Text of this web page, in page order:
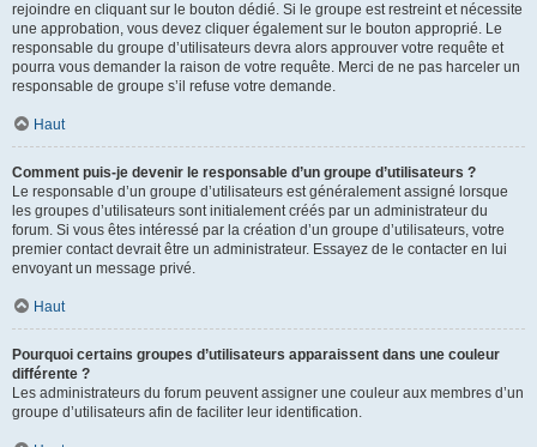
rejoindre en cliquant sur le bouton dédié. Si le groupe est restreint et nécessite
une approbation, vous devez cliquer également sur le bouton approprié. Le
responsable du groupe d’utilisateurs devra alors approuver votre requête et
pourra vous demander la raison de votre requête. Merci de ne pas harceler un
responsable de groupe s’il refuse votre demande.
Haut
Comment puis-je devenir le responsable d’un groupe d’utilisateurs ?
Le responsable d’un groupe d’utilisateurs est généralement assigné lorsque
les groupes d’utilisateurs sont initialement créés par un administrateur du
forum. Si vous êtes intéressé par la création d’un groupe d’utilisateurs, votre
premier contact devrait être un administrateur. Essayez de le contacter en lui
envoyant un message privé.
Haut
Pourquoi certains groupes d’utilisateurs apparaissent dans une couleur
différente ?
Les administrateurs du forum peuvent assigner une couleur aux membres d’un
groupe d’utilisateurs afin de faciliter leur identification.